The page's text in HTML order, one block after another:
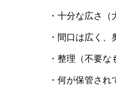
・十分な広さ（
・間口は広く、
・整理（不要
・何が保管され